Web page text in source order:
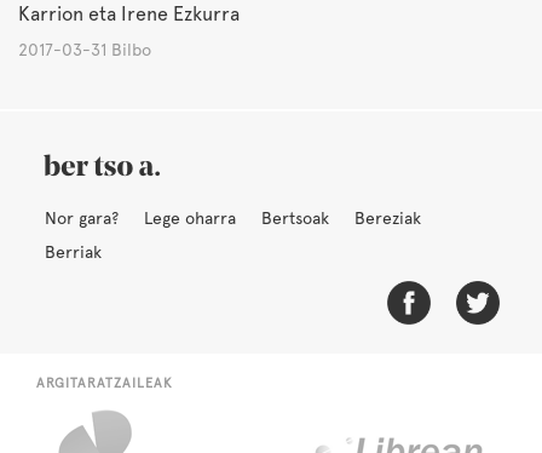
Karrion eta Irene Ezkurra
2017-03-31 Bilbo
Nor gara? Lege oharra Bertsoak
Bereziak
Berriak
ARGITARATZAILEAK